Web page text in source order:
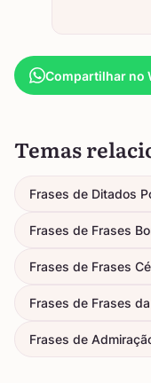
Compartilhar no
Temas
Frases de Ditados
Frases de Frases
Frases de Frases
Frases de Frases
Frases de